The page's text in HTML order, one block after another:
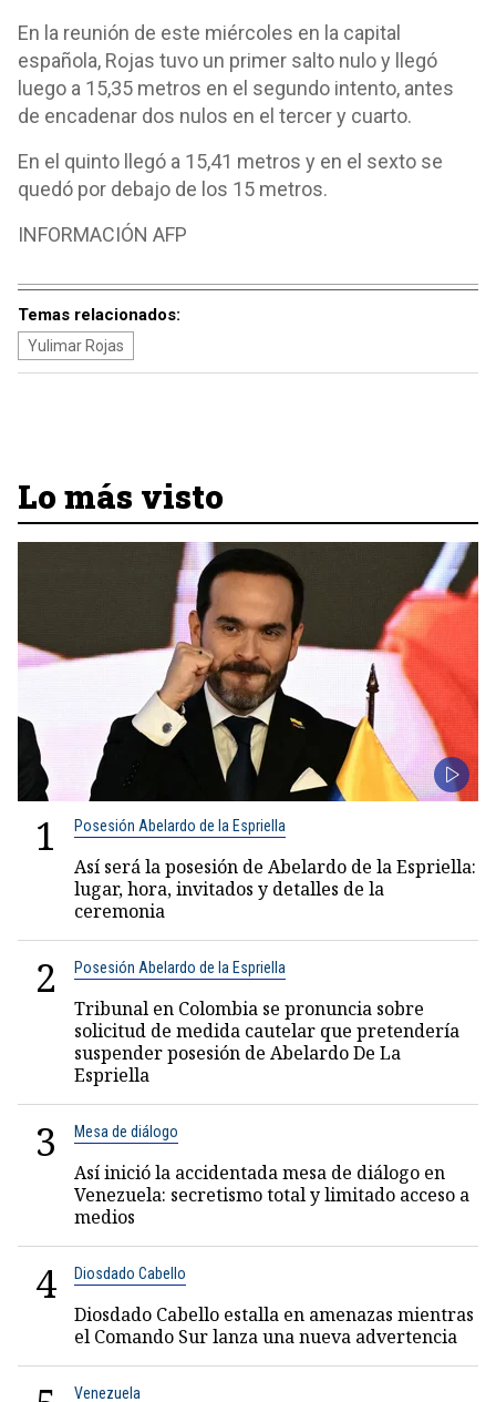
En la reunión de este miércoles en la capital
española, Rojas tuvo un primer salto nulo y llegó
luego a 15,35 metros en el segundo intento, antes
de encadenar dos nulos en el tercer y cuarto.
En el quinto llegó a 15,41 metros y en el sexto se
quedó por debajo de los 15 metros.
INFORMACIÓN AFP
Temas relacionados:
Yulimar Rojas
Lo más visto
1 Posesión Abelardo de la Espriella
Así será la posesión de Abelardo de la Espriella:
lugar, hora, invitados y detalles de la
ceremonia
2 Posesión Abelardo de la Espriella
Tribunal en Colombia se pronuncia sobre
solicitud de medida cautelar que pretendería
suspender posesión de Abelardo De La
Espriella
3 Mesa de diálogo
Así inició la accidentada mesa de diálogo en
Venezuela: secretismo total y limitado acceso a
medios
4 Diosdado Cabello
Diosdado Cabello estalla en amenazas mientras
el Comando Sur lanza una nueva advertencia
Venezuela